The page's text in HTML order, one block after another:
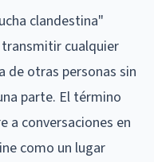
clandestina"
cualquier
de otras personas sin
parte. El término
a conversaciones en
como un lugar